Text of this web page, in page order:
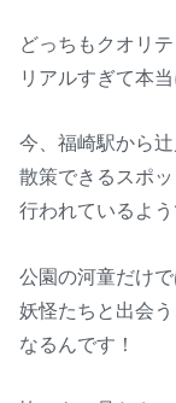
どっちもクオリ
リアルすぎて本
今、福崎駅から
散策できるスポ
行われているよう
公園の河童だけ
妖怪たちと出会
なるんです！